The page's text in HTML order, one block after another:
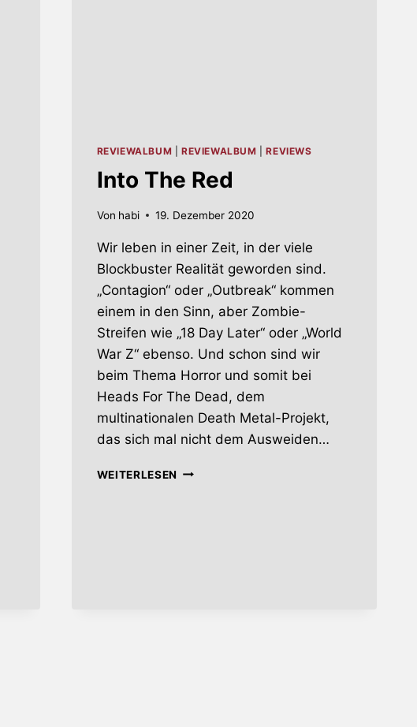
REVIEWALBUM REVIEWALBUM |REVIEWS
Into The Red
Von habi 19. Dezember 2020
Wir leben in einer Zeit, in der viele
Blockbuster Realität geworden sind.
„Contagion“ oder „Outbreak“ kommen
einem in den Sinn, aber Zombie-
Streifen wie „18 Day Later“ oder „World
War Z“ ebenso. Und schon sind wir
beim Thema Horror und somit bei
Heads For The Dead, dem
multinationalen Death Metal-Projekt,
das sich mal nicht dem Ausweiden…
WEITERLESEN INTO